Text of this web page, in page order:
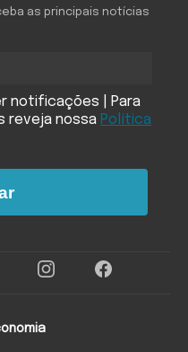
as principais notícias
notificações | Para
reveja nossa Política